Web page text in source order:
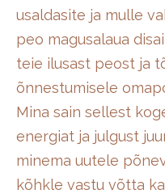
usaldasite ja mulle
peo magusalaua
teie ilusast peost ja
õnnestumisele
Mina sain sellest
energiat ja julgust
minema uutele
kõhkle vastu võtta